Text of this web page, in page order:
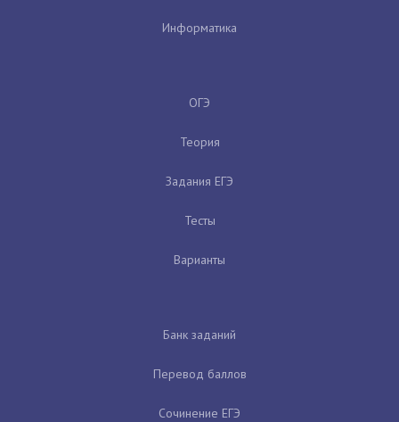
Информатика
ОГЭ
Теория
Задания ЕГЭ
Тесты
Варианты
Банк заданий
Перевод баллов
Сочинение ЕГЭ